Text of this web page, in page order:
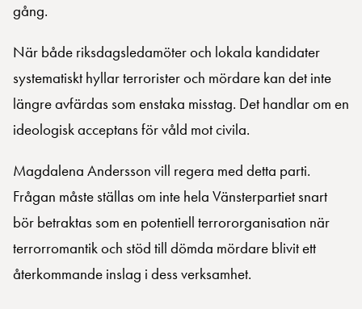
gång.
När både riksdagsledamöter och lokala kandidater
systematiskt hyllar terrorister och mördare kan det inte
längre avfärdas som enstaka misstag. Det handlar om en
ideologisk acceptans för våld mot civila.
Magdalena Andersson vill regera med detta parti.
Frågan måste ställas om inte hela Vänsterpartiet snart
bör betraktas som en potentiell terrororganisation när
terrorromantik och stöd till dömda mördare blivit ett
återkommande inslag i dess verksamhet.